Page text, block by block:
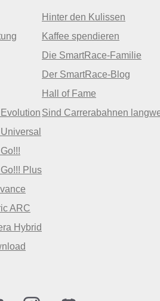
Plus
ARC
Hybrid
Hinter den Kulissen
Kaffee spendieren
Die SmartRace-Familie
Der SmartRace-Blog
Hall of Fame
Sind Carrerabahnen